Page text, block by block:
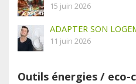
15 juin 2026
ADAPTER SON
11 juin 2026
Outils énergies /